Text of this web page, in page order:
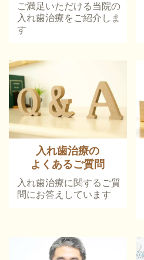
ご満足いただける当院の
入れ歯治療をご紹介しま
す
入れ歯治療の
よくあるご質問
入れ歯治療に関するご質
問にお答えしています